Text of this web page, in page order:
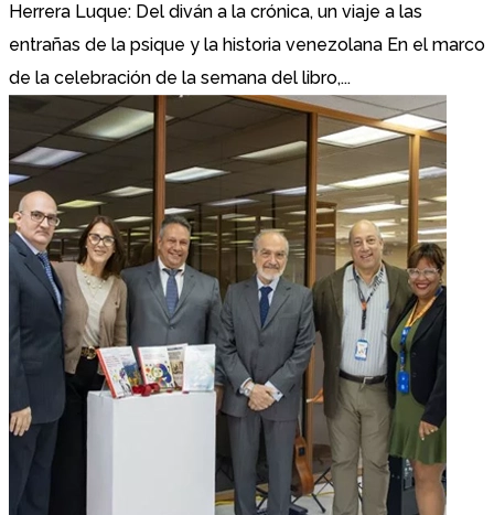
Herrera Luque: Del diván a la crónica, un viaje a las
entrañas de la psique y la historia venezolana En el marco
de la celebración de la semana del libro,...